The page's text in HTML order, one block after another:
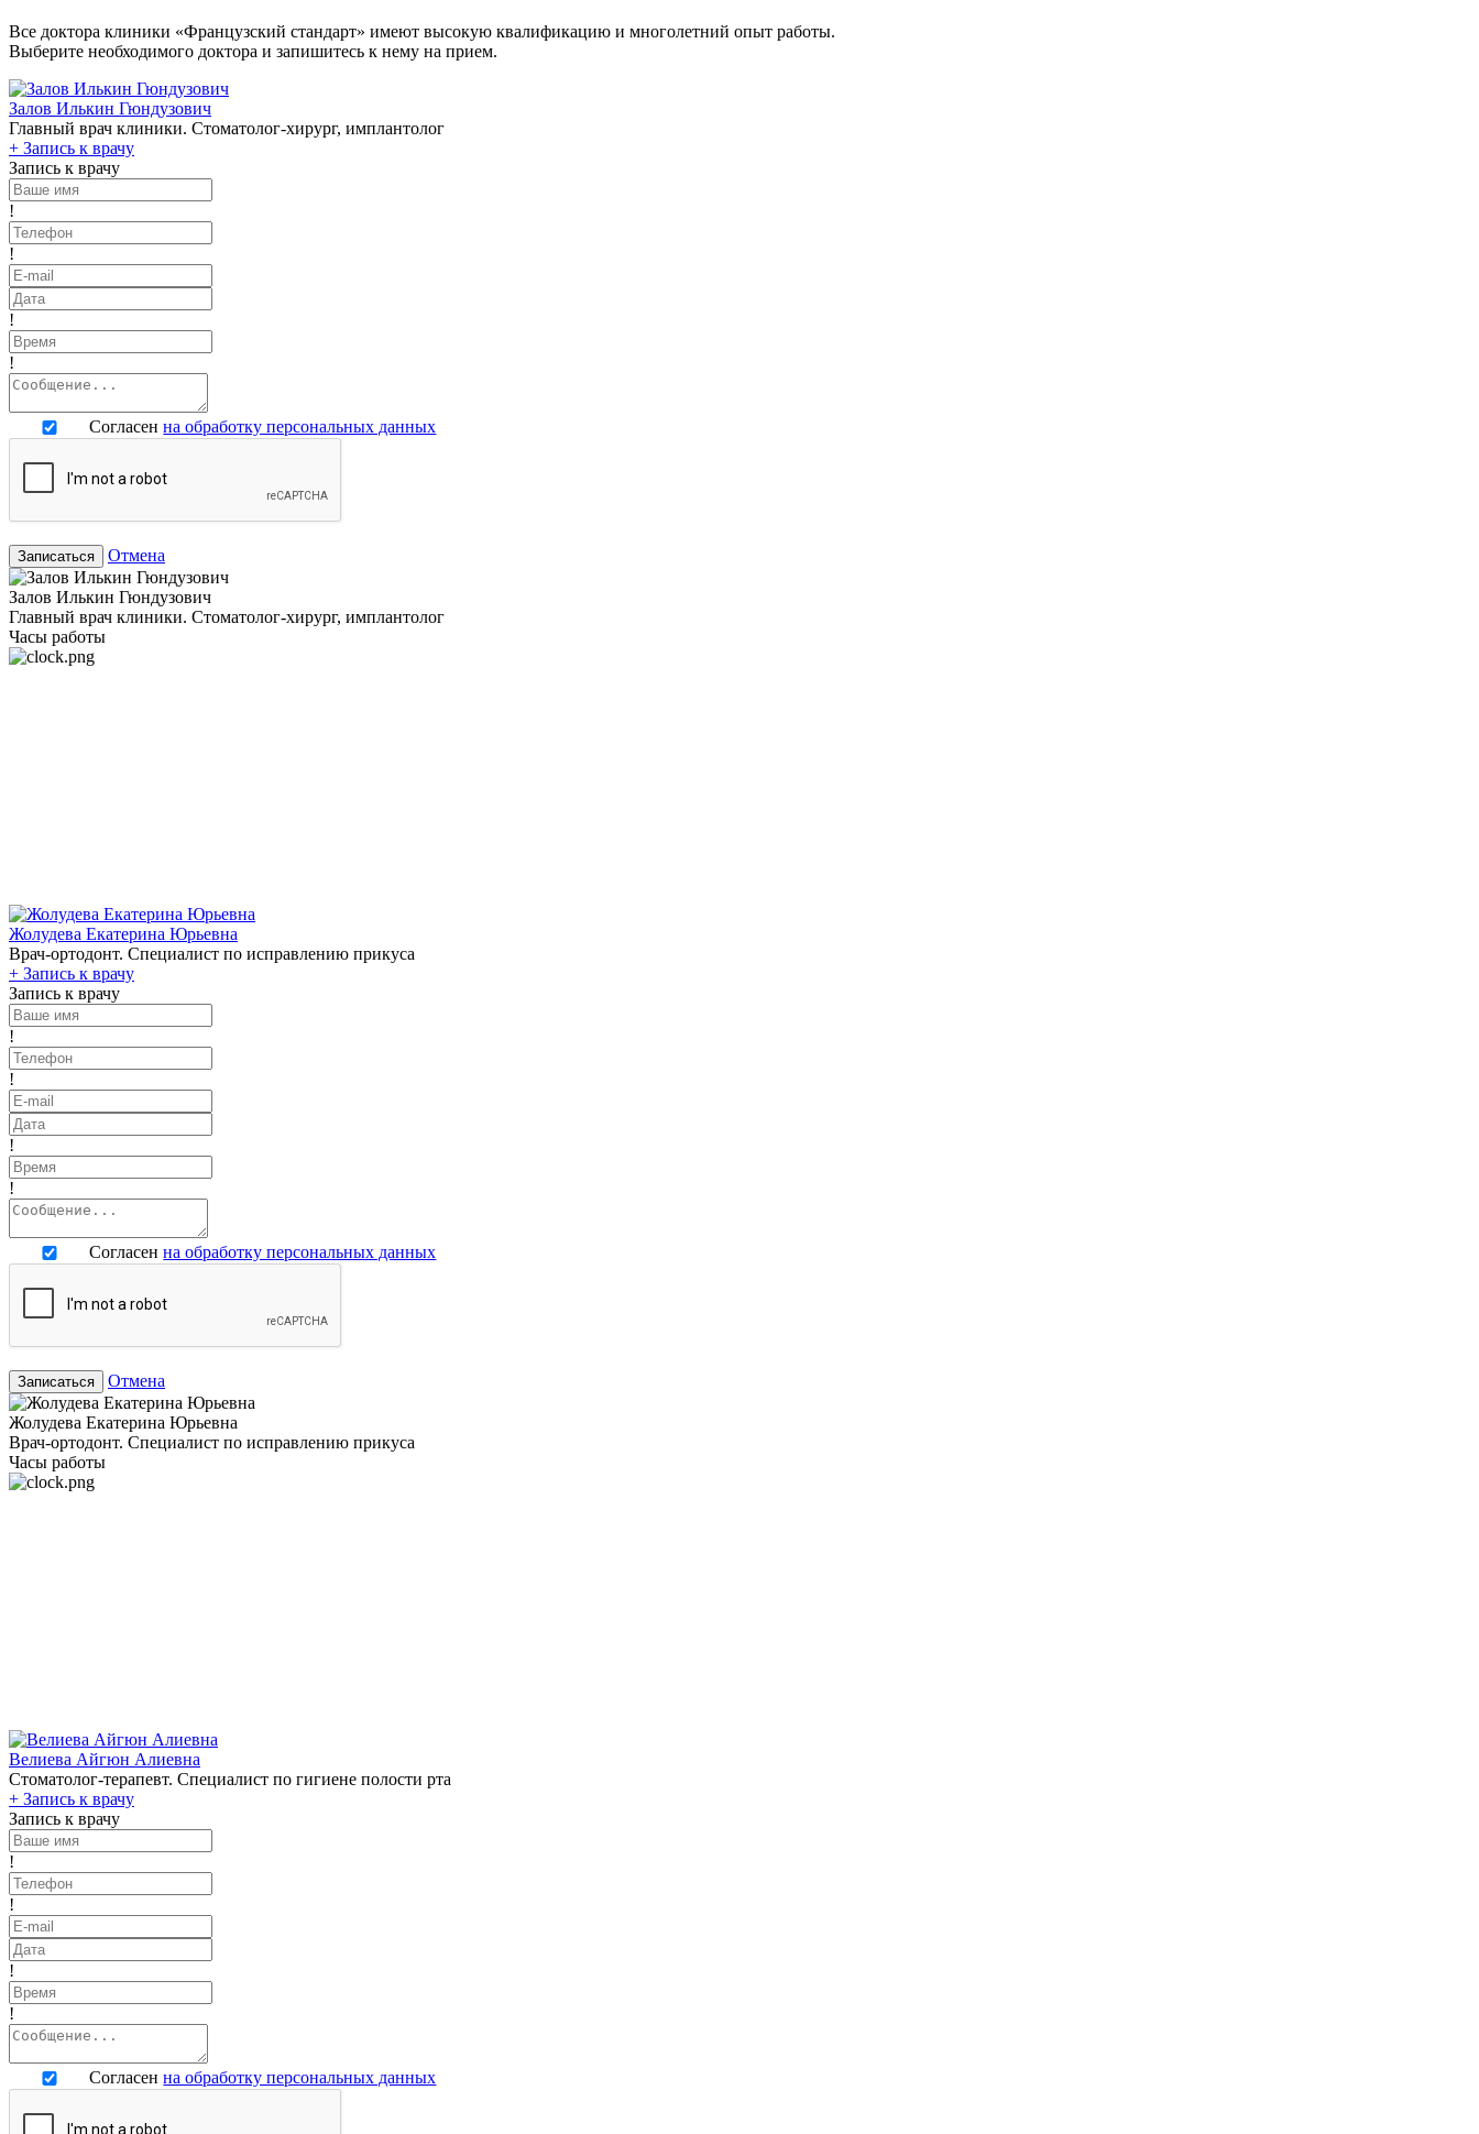
Все доктора клиники «Французский стандарт» имеют высокую квалификацию и многолетний опыт работы.
Выберите необходимого доктора и запишитесь к нему на прием.
Залов Илькин Гюндузович
Главный врач клиники. Стоматолог-хирург, имплантолог
+ Запись к врачу
Запись к врачу
!
!
!
!
Согласенна обработку персональных данных
Записаться Отмена
Залов Илькин Гюндузович
Главный врач клиники. Стоматолог-хирург, имплантолог
Часы работы
Жолудева Екатерина Юрьевна
Врач-ортодонт. Специалист по исправлению прикуса
+ Запись к врачу
Запись к врачу
!
!
!
!
Согласенна обработку персональных данных
Записаться Отмена
Жолудева Екатерина Юрьевна
Врач-ортодонт. Специалист по исправлению прикуса
Часы работы
Велиева Айгюн Алиевна
Стоматолог-терапевт. Специалист по гигиене полости рта
+ Запись к врачу
Запись к врачу
!
!
!
!
Согласенна обработку персональных данных